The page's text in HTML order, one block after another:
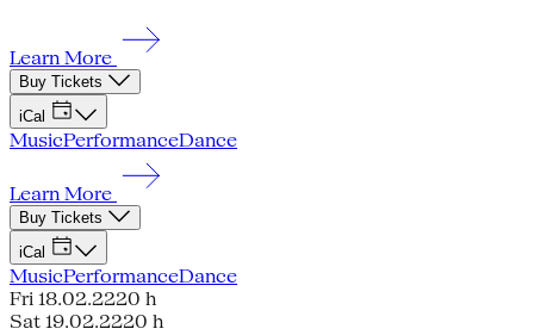
Learn More
Buy Tickets
iCal
MusicPerformanceDance
Learn More
Buy Tickets
iCal
MusicPerformanceDance
Fri 18.02.2220 h
Sat 19.02.2220 h